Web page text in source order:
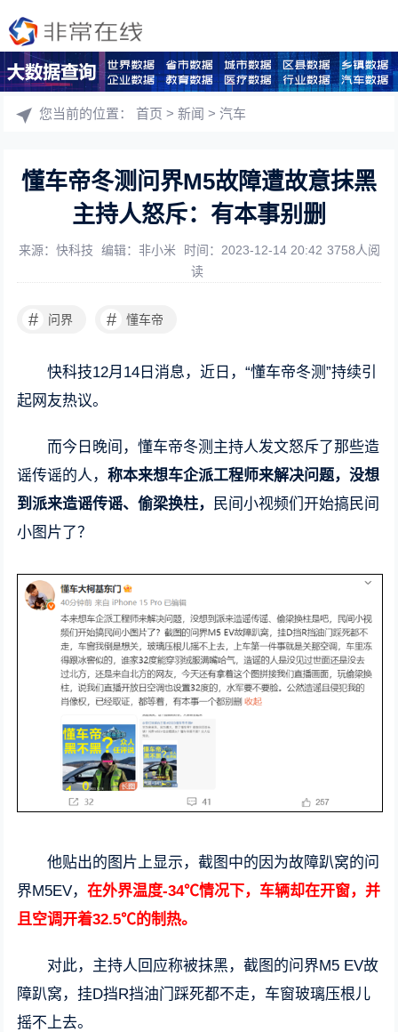
您当前的位置：首页 >新闻 >汽车
懂车帝冬测问界M5故障遭故意抹黑
主持人怒斥：有本事别删
来源：快科技 编辑：非小米 时间：2023-12-14 20:42 3758人阅
读
# 问界 # 懂车帝
快科技12月14日消息，近日，“懂车帝冬测”持续引
起网友热议。
而今日晚间，懂车帝冬测主持人发文怒斥了那些造
谣传谣的人，称本来想车企派工程师来解决问题，没想
到派来造谣传谣、偷梁换柱， 民间小视频们开始搞民间
小图片了？
他贴出的图片上显示，截图中的因为故障趴窝的问
界M5EV，在外界温度-34℃情况下，车辆却在开窗，并
且空调开着32.5℃的制热。
对此，主持人回应称被抹黑，截图的问界M5 EV故
障趴窝，挂D挡R挡油门踩死都不走，车窗玻璃压根儿
摇不上去。